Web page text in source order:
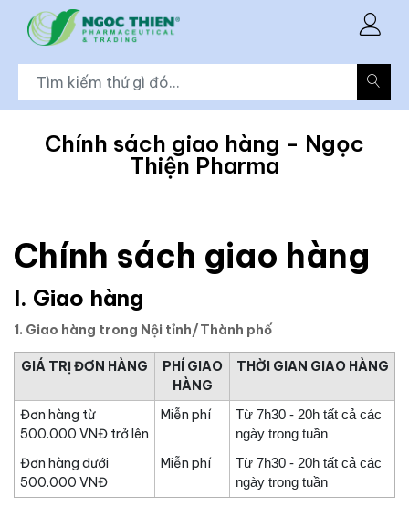
Chính sách giao hàng - Ngọc
Thiện Pharma
Chính sách giao hàng
I. Giao hàng
1. Giao hàng trong Nội tỉnh/Thành phố
GIÁ TRỊ ĐƠN HÀNG
PHÍ GIAO
HÀNG
THỜI GIAN GIAO HÀNG
Đơn hàng từ
500.000 VNĐ trở lên
Miễn phí
Từ 7h30 - 20h tất cả các
ngày trong tuần
Đơn hàng dưới
500.000 VNĐ
Miễn phí
Từ 7h30 - 20h tất cả các
ngày trong tuần